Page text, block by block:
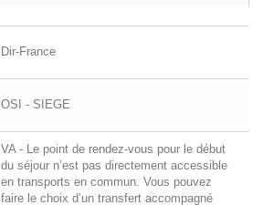
Dir-France
OSI - SIEGE
VA - Le point de rendez-vous pour le début
du séjour n’est pas directement accessible
en transports en commun. Vous pouvez
faire le choix d’un transfert accompagné